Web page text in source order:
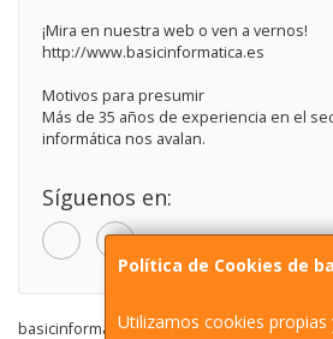
Política de Cookies de
Utilizamos cookies
¡Mira en nuestra web o ven a vernos!
http://www.basicinformatica.es
Motivos para presumir
Más de 35 años de experiencia en el
informática nos avalan.
Síguenos en:
basicinformatica.es © 2026